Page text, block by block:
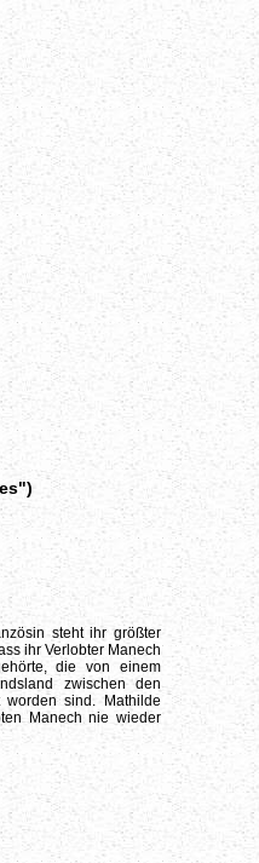
steht ihr größter
ihr Verlobter Manech
die von einem
zwischen den
worden sind. Mathilde
Manech nie wieder